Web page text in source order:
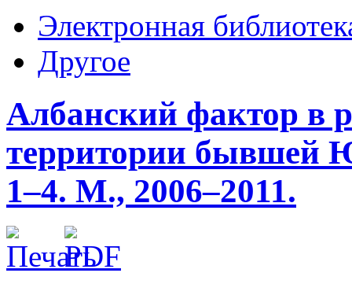
Электронная
Другое
Албанский фактор в
территории бывшей
1–4. М., 2006–2011.